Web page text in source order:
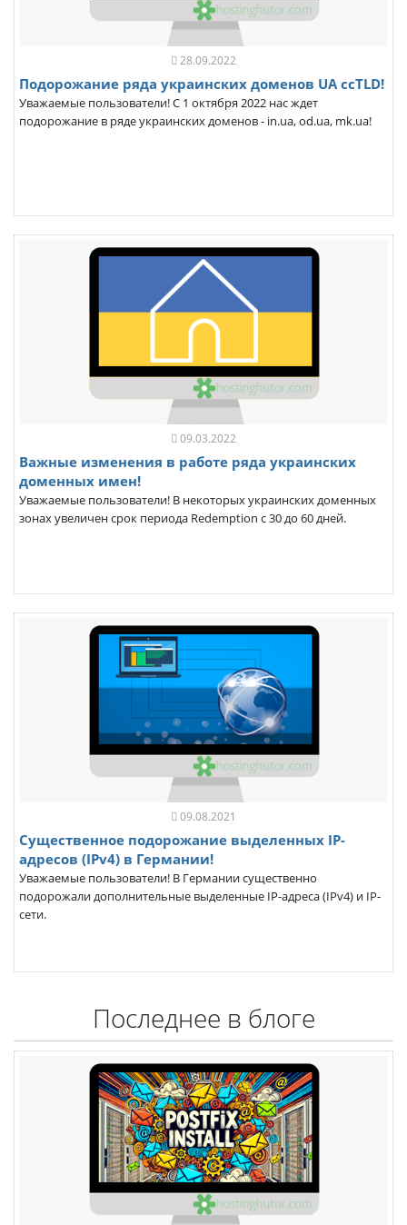
28.09.2022
Подорожание ряда украинских доменов UA ccTLD!
Уважаемые пользователи! С 1 октября 2022 нас ждет
подорожание в ряде украинских доменов - in.ua, od.ua, mk.ua!
09.03.2022
Важные изменения в работе ряда украинских
доменных имен!
Уважаемые пользователи! В некоторых украинских доменных
зонах увеличен срок периода Redemption с 30 до 60 дней.
09.08.2021
Существенное подорожание выделенных IP-
адресов (IPv4) в Германии!
Уважаемые пользователи! В Германии существенно
подорожали дополнительные выделенные IP-адреса (IPv4) и IP-
сети.
Последнее в блоге